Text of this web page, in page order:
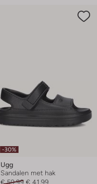
-30%
Ugg
Sandalen met hak
€ 59,99 € 41,99